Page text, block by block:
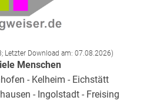
Letzter Download am: 07.08.2026)
Menschen
- Kelheim - Eichstätt
- Ingolstadt - Freising